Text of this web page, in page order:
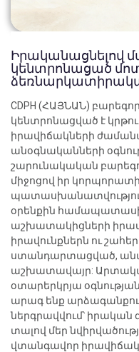
Իրականացնելով
կենտրոնացած
CDPH (ՀԱՅՆԱՆ)
կենտրոնացված է
իրավիճակների
անօգնականների
շարունակական
միջոցով իր
օրենքին
աշխատակիցների
իրավունքներն ու
ստանդարտացված,
աշխատավայր:
օտարերկրյա
արագ ենք
ներգրավվում՝ իրական
տալով մեր
վտանգավոր